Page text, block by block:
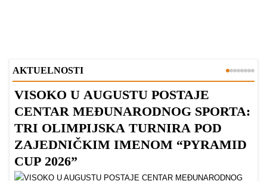
AKTUELNOSTI
VISOKO U AUGUSTU POSTAJE
CENTAR MEĐUNARODNOG SPORTA:
TRI OLIMPIJSKA TURNIRA POD
ZAJEDNIČKIM IMENOM “PYRAMID
CUP 2026”